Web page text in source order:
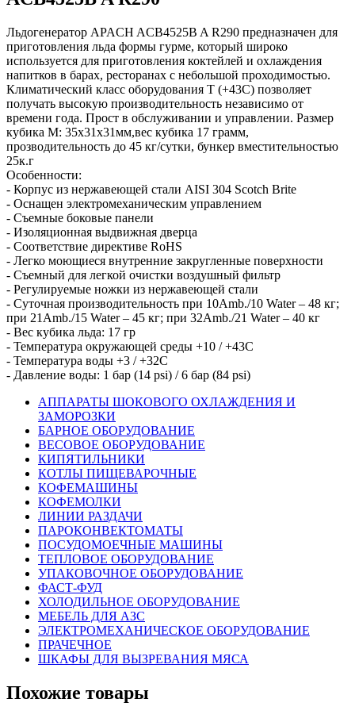
Льдогенератор APACH ACB4525B A R290 предназначен для
приготовления льда формы гурме, который широко
используется для приготовления коктейлей и охлаждения
напитков в барах, ресторанах с небольшой проходимостью.
Климатический класс оборудования Т (+43С) позволяет
получать высокую производительность независимо от
времени года. Прост в обслуживании и управлении. Размер
кубика M: 35х31х31мм,вес кубика 17 грамм,
прозводительность до 45 кг/сутки, бункер вместительностью
25к.г
Особенности:
- Корпус из нержавеющей стали AISI 304 Scotch Brite
- Оснащен электромеханическим управлением
- Съемные боковые панели
- Изоляционная выдвижная дверца
- Соответствие директиве RoHS
- Легко моющиеся внутренние закругленные поверхности
- Съемный для легкой очистки воздушный фильтр
- Регулируемые ножки из нержавеющей стали
- Суточная производительность при 10Amb./10 Water – 48 кг;
при 21Amb./15 Water – 45 кг; при 32Amb./21 Water – 40 кг
- Вес кубика льда: 17 гр
- Температура окружающей среды +10 / +43C
- Температура воды +3 / +32C
- Давление воды: 1 бар (14 psi) / 6 бар (84 psi)
АППАРАТЫ ШОКОВОГО ОХЛАЖДЕНИЯ И
ЗАМОРОЗКИ
БАРНОЕ ОБОРУДОВАНИЕ
ВЕСОВОЕ ОБОРУДОВАНИЕ
КИПЯТИЛЬНИКИ
КОТЛЫ ПИЩЕВАРОЧНЫЕ
КОФЕМАШИНЫ
КОФЕМОЛКИ
ЛИНИИ РАЗДАЧИ
ПАРОКОНВЕКТОМАТЫ
ПОСУДОМОЕЧНЫЕ МАШИНЫ
ТЕПЛОВОЕ ОБОРУДОВАНИЕ
УПАКОВОЧНОЕ ОБОРУДОВАНИЕ
ФАСТ-ФУД
ХОЛОДИЛЬНОЕ ОБОРУДОВАНИЕ
МЕБЕЛЬ ДЛЯ АЗС
ЭЛЕКТРОМЕХАНИЧЕСКОЕ ОБОРУДОВАНИЕ
ПРАЧЕЧНОЕ
ШКАФЫ ДЛЯ ВЫЗРЕВАНИЯ МЯСА
Похожие товары